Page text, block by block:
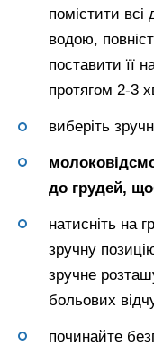
помістити всі
водою,
поставити її
протягом 2-3
виберіть
до грудей,
натисніть на
зручну
зручне
больових
починайте